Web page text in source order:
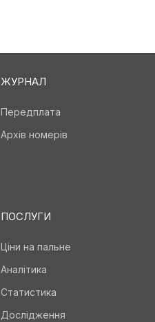
ЖУРНАЛ
Передплата
Архів номерів
ПОСЛУГИ
Ціни на пальне
Аналітика
Статистика
Дослідження